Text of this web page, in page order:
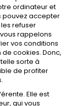
ordinateur et
pouvez accepter
refuser
rappelons
vos conditions
de cookies. Donc,
sorte à
de profiter
Elle est
qui vous